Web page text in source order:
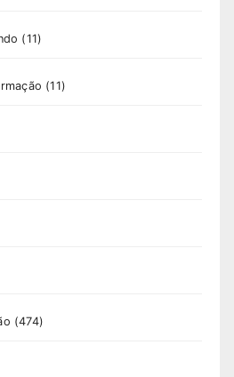
(11)
(11)
(474)